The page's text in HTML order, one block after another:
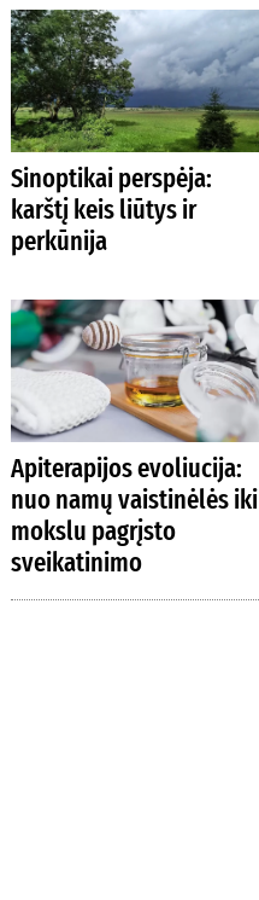
Sinoptikai perspėja:
karštį keis liūtys ir
perkūnija
Apiterapijos evoliucija:
nuo namų vaistinėlės iki
mokslu pagrįsto
sveikatinimo